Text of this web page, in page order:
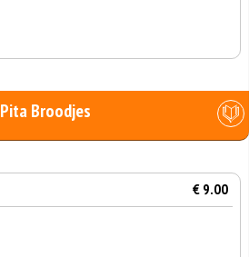
Pita Broodjes
€ 9.00